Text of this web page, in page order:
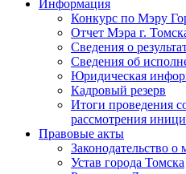
Информация
Конкурс по Мэру
Отчет Мэра г.
Сведения о
Сведения об
Юридическая
Кадровый резерв
Итоги проведения
рассмотрения
Правовые акты
Законодательство
Устав города Томска